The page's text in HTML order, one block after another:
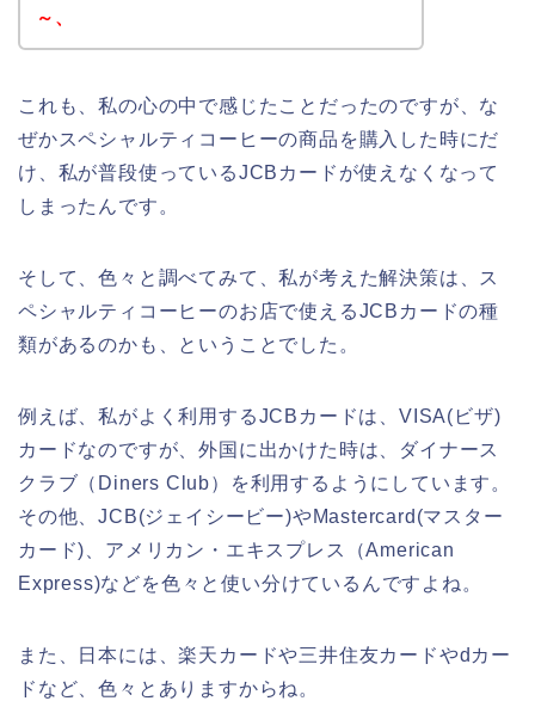
～、
これも、私の心の中で感じたことだったのですが、な
ぜかスペシャルティコーヒーの商品を購入した時にだ
け、私が普段使っているJCBカードが使えなくなって
しまったんです。
そして、色々と調べてみて、私が考えた解決策は、ス
ペシャルティコーヒーのお店で使えるJCBカードの種
類があるのかも、ということでした。
例えば、私がよく利用するJCBカードは、VISA(ビザ)
カードなのですが、外国に出かけた時は、ダイナース
クラブ（Diners Club）を利用するようにしています。
その他、JCB(ジェイシービー)やMastercard(マスター
カード)、アメリカン・エキスプレス（American
Express)などを色々と使い分けているんですよね。
また、日本には、楽天カードや三井住友カードやdカー
ドなど、色々とありますからね。